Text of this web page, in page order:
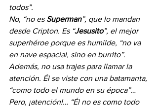
todos”.
No, “no es Superman”, que lo mandan
desde Cripton. Es “Jesusito”, el mejor
superhéroe porque es humilde, “no va
en nave espacial, sino en burrito”.
Además, no usa trajes para llamar la
atención. Él se viste con una batamanta,
“como todo el mundo en su época”…
Pero, ¡atención!… “Él no es como todo